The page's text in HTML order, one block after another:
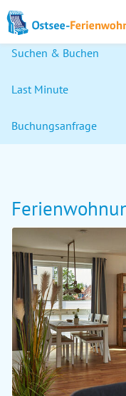
Suchen & Buchen
Last Minute
Buchungsanfrage